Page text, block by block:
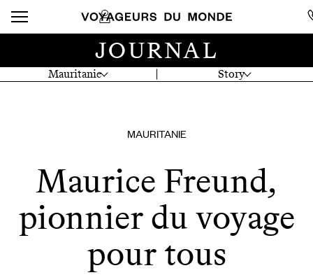
Mauritanie Story
JOURNAL
MAURITANIE
Maurice Freund,
pionnier du voyage
pour tous